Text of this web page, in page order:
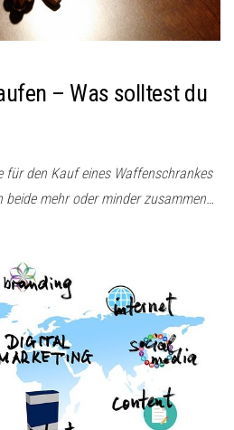
– Was solltest du
für den Kauf eines Waffenschrankes
beide mehr oder minder zusammen…